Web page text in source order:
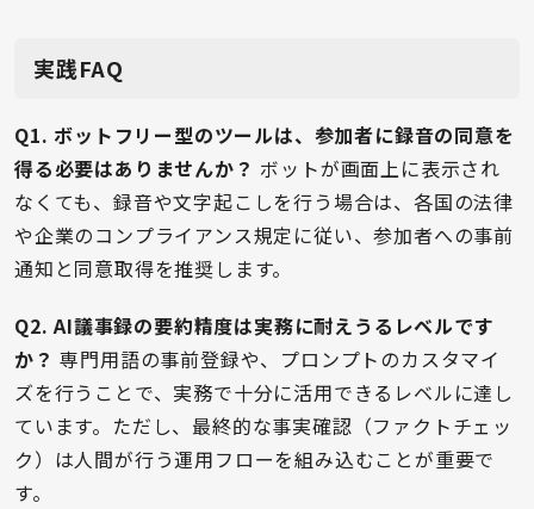
実践FAQ
Q1. ボットフリー型のツールは、参加者に録音の同意を
得る必要はありませんか？ ボットが画面上に表示され
なくても、録音や文字起こしを行う場合は、各国の法律
や企業のコンプライアンス規定に従い、参加者への事前
通知と同意取得を推奨します。
Q2. AI議事録の要約精度は実務に耐えうるレベルです
か？ 専門用語の事前登録や、プロンプトのカスタマイ
ズを行うことで、実務で十分に活用できるレベルに達し
ています。ただし、最終的な事実確認（ファクトチェッ
ク）は人間が行う運用フローを組み込むことが重要で
す。